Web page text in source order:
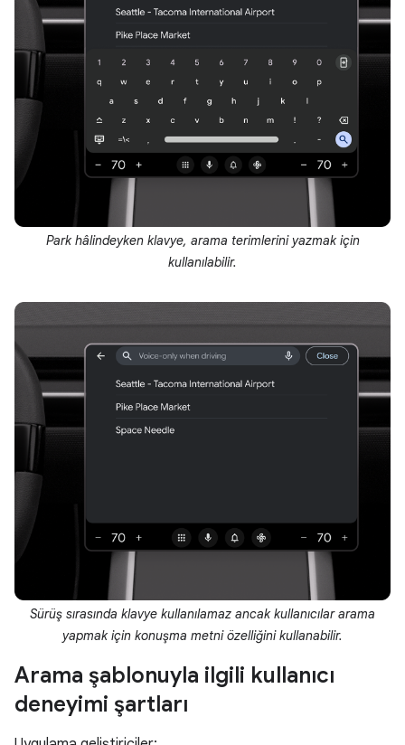
Park hâlindeyken klavye, arama terimlerini yazmak için
kullanılabilir.
Sürüş sırasında klavye kullanılamaz ancak kullanıcılar arama
yapmak için konuşma metni özelliğini kullanabilir.
Arama şablonuyla ilgili kullanıcı
deneyimi şartları